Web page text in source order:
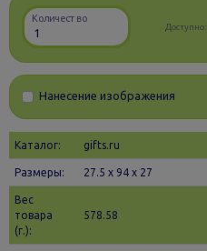
Количество
Доступно:
Нанесение изображения
Каталог: gifts.ru
Размеры: 27.5 х 94 x 27
Вес
товара
(г.):
578.58